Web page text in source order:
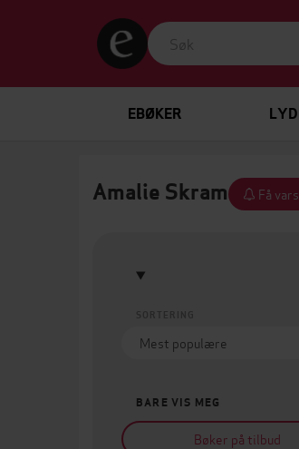
EBØKER
Amalie Skram Få
BARE VIS MEG
Bøker på tilbud